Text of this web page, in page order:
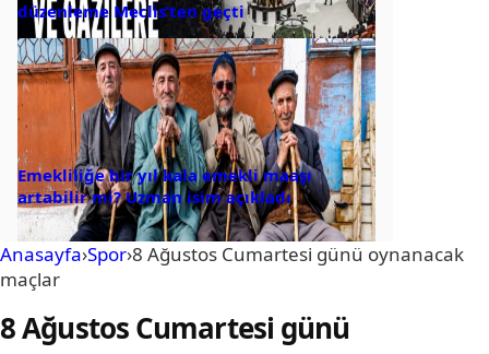
düzenleme Meclis’ten geçti
Emekliliğe bir yıl kala emekli maaşı
artabilir mi? Uzman isim açıkladı
Anasayfa›Spor›8 Ağustos Cumartesi günü oynanacak
maçlar
8 Ağustos Cumartesi günü